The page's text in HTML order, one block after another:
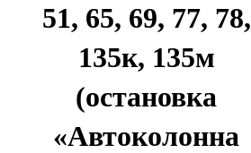
51, 65, 69, 77, 78,
135к, 135м
(остановка
«Автоколонна